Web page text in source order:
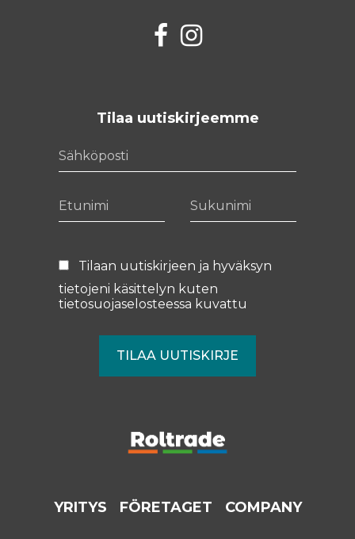
FacebookInstagram
Tilaa uutiskirjeemme
Tilaan uutiskirjeen ja hyväksyn
tietojeni käsittelyn kuten
tietosuojaselosteessa kuvattu
YRITYS FÖRETAGET COMPANY